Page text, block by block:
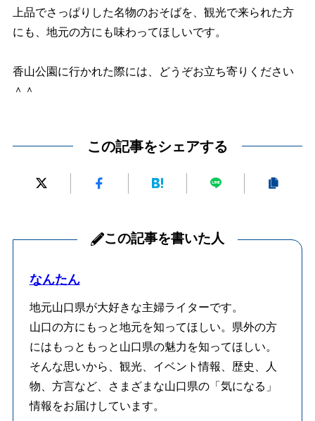
上品でさっぱりした名物のおそばを、観光で来られた方
にも、地元の方にも味わってほしいです。
香山公園に行かれた際には、どうぞお立ち寄りください
＾＾
この記事をシェアする
この記事を書いた人
なんたん
地元山口県が大好きな主婦ライターです。
山口の方にもっと地元を知ってほしい。県外の方
にはもっともっと山口県の魅力を知ってほしい。
そんな思いから、観光、イベント情報、歴史、人
物、方言など、さまざまな山口県の「気になる」
情報をお届けしています。